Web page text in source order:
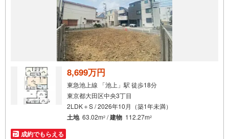
8,699万円
東急池上線 「池上」駅 徒歩18分
東京都大田区中央3丁目
2LDK＋S / 2026年10月（築1年未満）
土地 63.02m2 /建物 112.27m2
成約でもらえる